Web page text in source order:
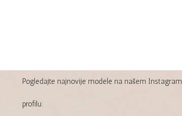
Pogledajte najnovije modele na našem Instagram
profilu: